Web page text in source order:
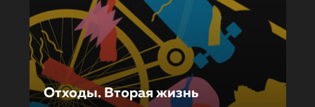
Отходы. Вторая жизнь